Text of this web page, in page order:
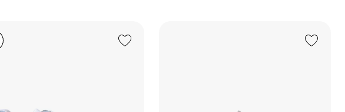
Add to Wishlist Add to Wishlist